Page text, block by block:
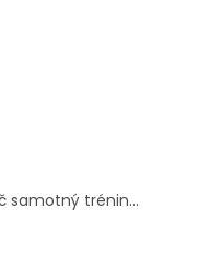
samotný trénin...